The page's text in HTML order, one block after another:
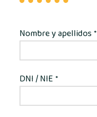
Nombre y apellidos *
DNI / NIE *